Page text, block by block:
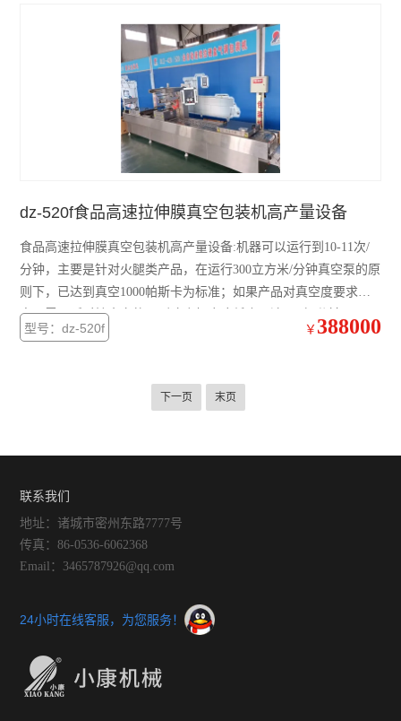
dz-520f食品高速拉伸膜真空包装机高产量设备
食品高速拉伸膜真空包装机高产量设备:机器可以运行到10-11次/
分钟，主要是针对火腿类产品，在运行300立方米/分钟真空泵的原
则下，已达到真空1000帕斯卡为标准；如果产品对真空度要求更
高，需要延时抽真空的，则速度相应降低也可达8-9次/分钟.
型号：dz-520f ￥ 388000
下一页 末页
联系我们
地址：诸城市密州东路7777号
传真：86-0536-6062368
Email：3465787926@qq.com
24小时在线客服，为您服务！